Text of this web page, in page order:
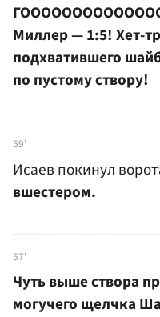
Миллер — 1:5! Хет-
подхватившего
по пустому створу!
59'
Исаев покинул
вшестером.
57'
Чуть выше створа
могучего щелчка